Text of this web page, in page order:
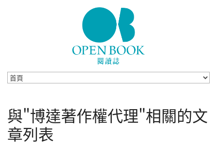
與"博達著作權代理"相關的文
章列表